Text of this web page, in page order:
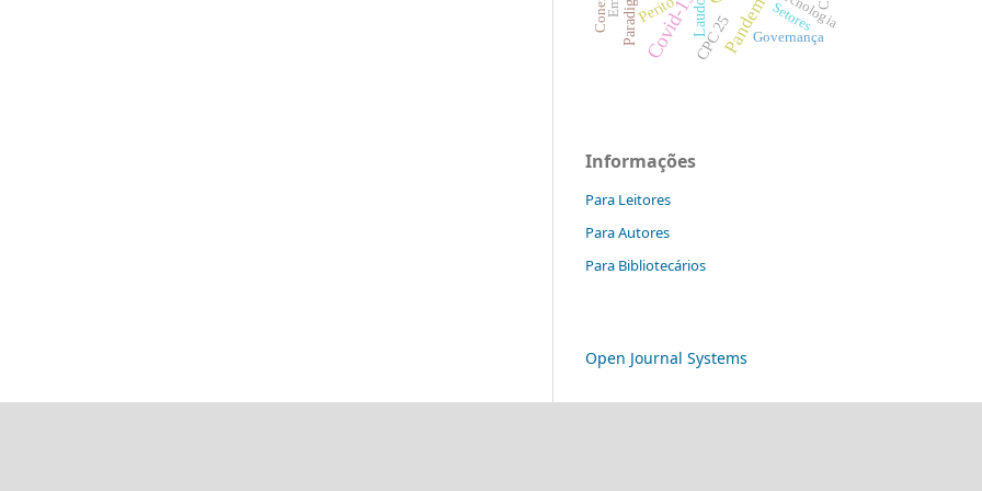
Covid-19 Pandemia
Laudo
Perito
CPC 25 Governança
Setores
Informações
Para Leitores
Para Autores
Para Bibliotecários
Open Journal Systems